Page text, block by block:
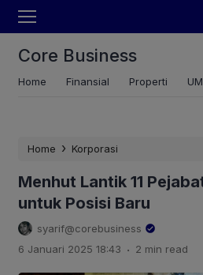
Core Business
Home Finansial Properti
Home › Korporasi
Menhut Lantik 11
untuk Posisi Baru
syarif@corebusiness
6 Januari 2025 18:43 . 2 min read